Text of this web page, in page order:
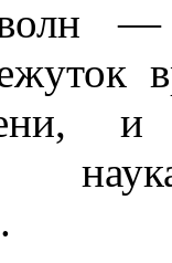
волн
и